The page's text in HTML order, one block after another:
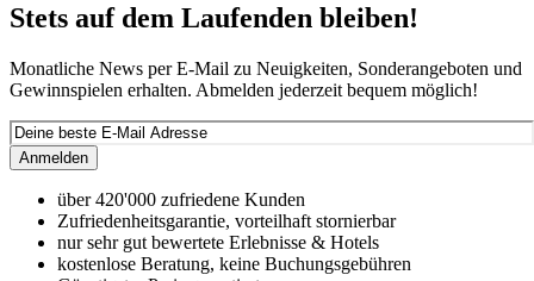
Stets auf dem Laufenden bleiben!
Monatliche News per E-Mail zu Neuigkeiten, Sonderangeboten und
Gewinnspielen erhalten. Abmelden jederzeit bequem möglich!
Anmelden
über 420'000 zufriedene Kunden
Zufriedenheitsgarantie, vorteilhaft stornierbar
nur sehr gut bewertete Erlebnisse & Hotels
kostenlose Beratung, keine Buchungsgebühren